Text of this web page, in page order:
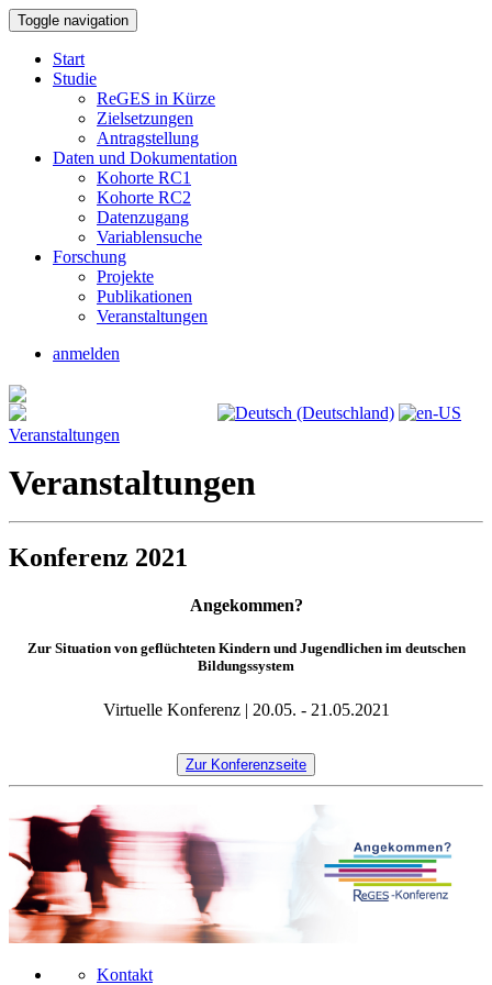
Toggle navigation
Start
Studie
ReGES in Kürze
Zielsetzungen
Antragstellung
Daten und Dokumentation
Kohorte RC1
Kohorte RC2
Datenzugang
Variablensuche
Forschung
Projekte
Publikationen
Veranstaltungen
anmelden
Veranstaltungen
Veranstaltungen
Konferenz 2021
Angekommen?
Zur Situation von geflüchteten Kindern und Jugendlichen im deutschen
Bildungssystem
Virtuelle Konferenz | 20.05. - 21.05.2021
Zur Konferenzseite
Kontakt